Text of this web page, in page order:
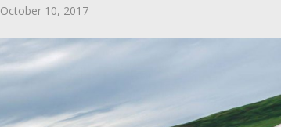
October 10, 2017